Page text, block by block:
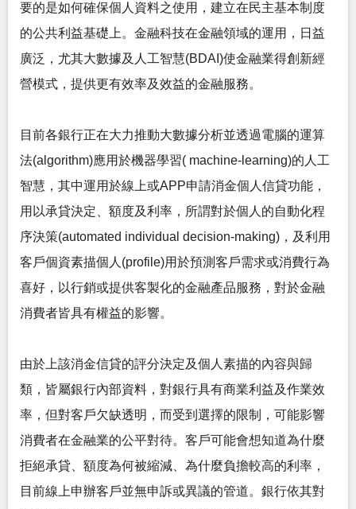
要的是如何確保個人資料之使用，建立在民主基本制度
的公共利益基礎上。金融科技在金融領域的運用，日益
廣泛，尤其大數據及人工智慧(BDAI)使金融業得創新經
營模式，提供更有效率及效益的金融服務。
目前各銀行正在大力推動大數據分析並透過電腦的運算
法(algorithm)應用於機器學習( machine-learning)的人工
智慧，其中運用於線上或APP申請消金個人信貸功能，
用以承貸決定、額度及利率，所謂對於個人的自動化程
序決策(automated individual decision-making)，及利用
客戶個資素描個人(profile)用於預測客戶需求或消費行為
喜好，以行銷或提供客製化的金融產品服務，對於金融
消費者皆具有權益的影響。
由於上該消金信貸的評分決定及個人素描的內容與歸
類，皆屬銀行內部資料，對銀行具有商業利益及作業效
率，但對客戶欠缺透明，而受到選擇的限制，可能影響
消費者在金融業的公平對待。客戶可能會想知道為什麼
拒絕承貸、額度為何被縮減、為什麼負擔較高的利率，
目前線上申辦客戶並無申訴或異議的管道。銀行依其對